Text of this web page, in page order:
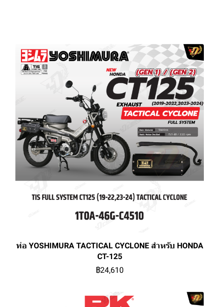
ท่อ YOSHIMURA TACTICAL CYCLONE สำหรับ HONDA
CT-125
฿24,610